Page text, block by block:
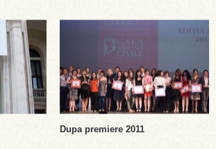
Dupa premiere 2011